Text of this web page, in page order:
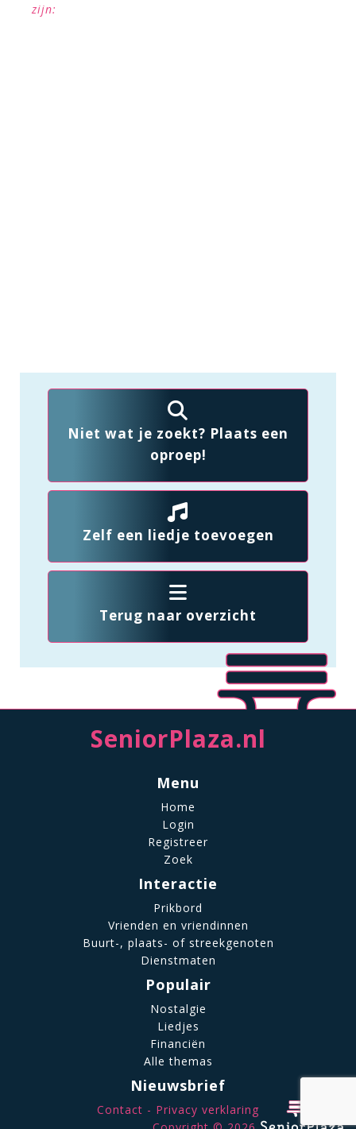
zijn:
Niet wat je zoekt? Plaats een
oproep!
Zelf een liedje toevoegen
Terug naar overzicht
SeniorPlaza.nl
Menu
Home
Login
Registreer
Zoek
Interactie
Prikbord
Vrienden en vriendinnen
Buurt-, plaats- of streekgenoten
Dienstmaten
Populair
Nostalgie
Liedjes
Financiën
Alle themas
Nieuwsbrief
Contact
Privacy verklaring